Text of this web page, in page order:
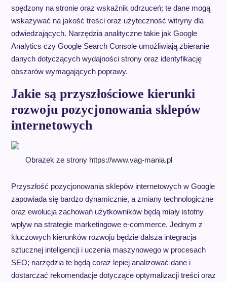
spędzony na stronie oraz wskaźnik odrzuceń; te dane mogą
wskazywać na jakość treści oraz użyteczność witryny dla
odwiedzających. Narzędzia analityczne takie jak Google
Analytics czy Google Search Console umożliwiają zbieranie
danych dotyczących wydajności strony oraz identyfikację
obszarów wymagających poprawy.
Jakie są przyszłościowe kierunki
rozwoju pozycjonowania sklepów
internetowych
Obrazek ze strony https://www.vag-mania.pl
Przyszłość pozycjonowania sklepów internetowych w Google
zapowiada się bardzo dynamicznie, a zmiany technologiczne
oraz ewolucja zachowań użytkowników będą miały istotny
wpływ na strategie marketingowe e-commerce. Jednym z
kluczowych kierunków rozwoju będzie dalsza integracja
sztucznej inteligencji i uczenia maszynowego w procesach
SEO; narzędzia te będą coraz lepiej analizować dane i
dostarczać rekomendacje dotyczące optymalizacji treści oraz